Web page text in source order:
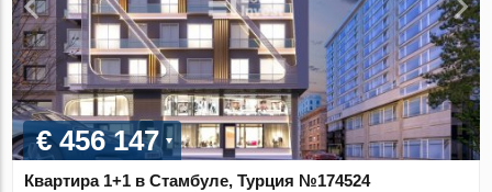
€ 456 147
Квартира 1+1 в Стамбуле, Турция №174524